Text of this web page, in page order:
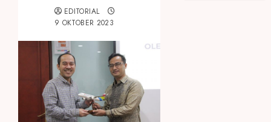
EDITORIAL
9 OKTOBER 2023